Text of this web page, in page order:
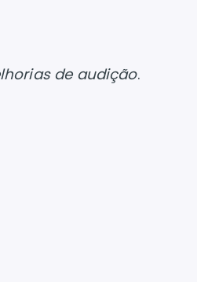
de audição.